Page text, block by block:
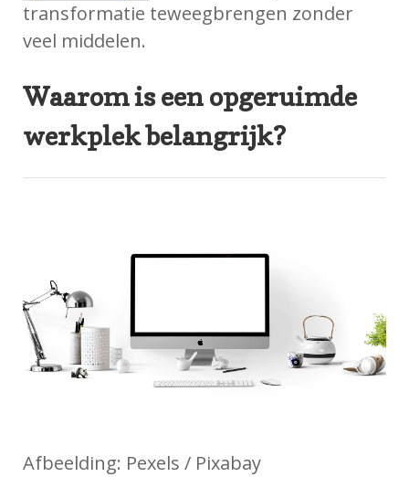
transformatie teweegbrengen zonder
veel middelen.
Waarom is een opgeruimde
werkplek belangrijk?
Afbeelding: Pexels / Pixabay